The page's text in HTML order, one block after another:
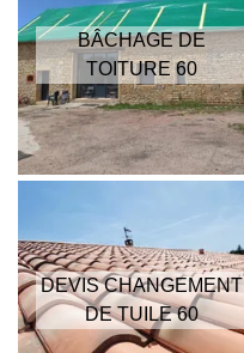
BÂCHAGE DE
TOITURE 60
DEVIS CHANGEMENT
DE TUILE 60